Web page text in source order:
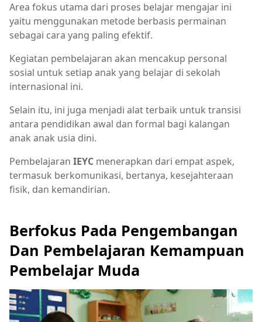
Area fokus utama dari proses belajar mengajar ini
yaitu menggunakan metode berbasis permainan
sebagai cara yang paling efektif.
Kegiatan pembelajaran akan mencakup personal
sosial untuk setiap anak yang belajar di sekolah
internasional ini.
Selain itu, ini juga menjadi alat terbaik untuk transisi
antara pendidikan awal dan formal bagi kalangan
anak anak usia dini.
Pembelajaran IEYC menerapkan dari empat aspek,
termasuk berkomunikasi, bertanya, kesejahteraan
fisik, dan kemandirian.
Berfokus Pada Pengembangan
Dan Pembelajaran Kemampuan
Pembelajar Muda